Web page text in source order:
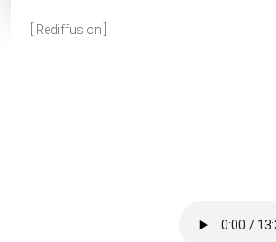
[ Rediffusion ]